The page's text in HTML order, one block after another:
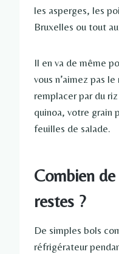
les asperges, les
Bruxelles ou tout
Il en va de même
vous n’aimez pas
remplacer par du
quinoa, votre grain
feuilles de salade.
Combien
restes ?
De simples bols
réfrigérateur